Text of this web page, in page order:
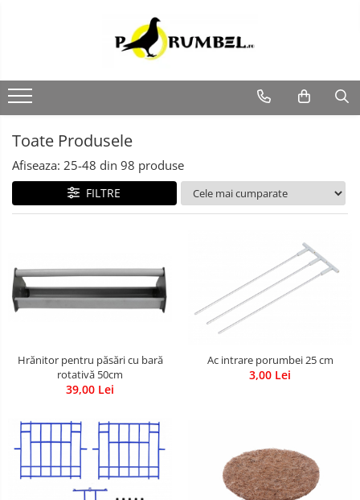
Toate Produsele
Afiseaza: 25-48 din 98 produse
FILTRE
Hrănitor pentru păsări cu bară
rotativă 50cm
39,00 Lei
Ac intrare porumbei 25 cm
3,00 Lei